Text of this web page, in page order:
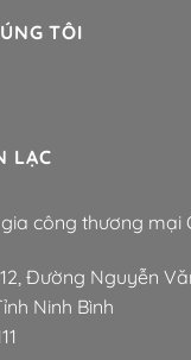
TÔI
LẠC
công thương mại
Đường Nguyễn
Ninh Bình